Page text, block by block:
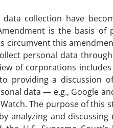
data collection have
is the basis of
circumvent this
personal data
of corporations
providing a discussion
data — e.g., Google
The purpose of
analyzing and